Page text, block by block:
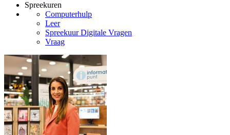
Spreekuren
Computerhulp
Leer
Spreekuur Digitale Vragen
Vraag